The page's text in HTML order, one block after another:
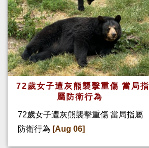
72歲女子遭灰熊襲擊重傷 當局指
屬防衛行為
72歲女子遭灰熊襲擊重傷 當局指屬
防衛行為 [Aug 06]